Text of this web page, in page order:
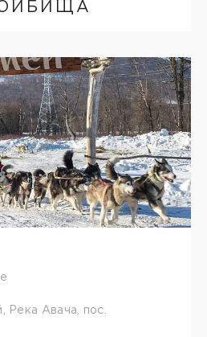
Река Авача, пос.